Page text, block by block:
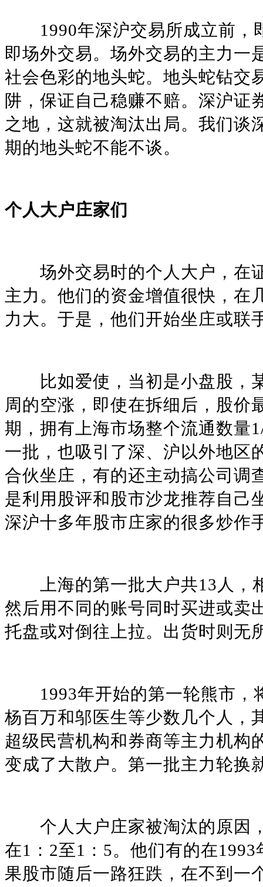
1990年深沪交易所成立前，
即场外交易。场外交易的主力一
社会色彩的地头蛇。地头蛇钻交
阱，保证自己稳赚不赔。深沪证
之地，这就被淘汰出局。我们谈
期的地头蛇不能不谈。
个人大户庄家们
场外交易时的个人大户，在
主力。他们的资金增值很快，在
力大。于是，他们开始坐庄或联
比如爱使，当初是小盘股，
周的空涨，即使在拆细后，股价
期，拥有上海市场整个流通数量
一批，也吸引了深、沪以外地区
合伙坐庄，有的还主动搞公司调
是利用股评和股市沙龙推荐自己
深沪十多年股市庄家的很多炒作
上海的第一批大户共13人，
然后用不同的账号同时买进或卖
托盘或对倒往上拉。出货时则无
1993年开始的第一轮熊市，
杨百万和邬医生等少数几个人，
超级民营机构和券商等主力机构
变成了大散户。第一批主力轮换
个人大户庄家被淘汰的原因
在1：2至1：5。他们有的在
果股市随后一路狂跌，在不到一